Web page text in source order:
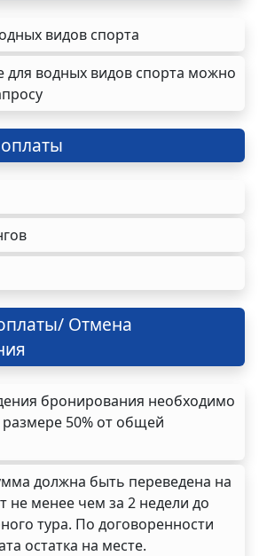
видов спорта
для водных видов спорта можно
Отмена
бронирования необходимо
размере 50% от общей
должна быть переведена на
не менее чем за 2 недели до
тура. По договоренности
остатка на месте.